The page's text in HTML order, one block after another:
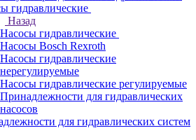
гидравлические
Назад
Насосы гидравлические
Насосы Bosch Rexroth
Насосы гидравлические
нерегулируемые
Насосы гидравлические регулируемые
Принадлежности для гидравлических
насосов
для гидравлических систем